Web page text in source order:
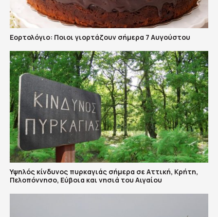
Εορτολόγιο: Ποιοι γιορτάζουν σήμερα 7 Αυγούστου
Υψηλός κίνδυνος πυρκαγιάς σήμερα σε Αττική, Κρήτη,
Πελοπόννησο, Εύβοια και νησιά του Αιγαίου